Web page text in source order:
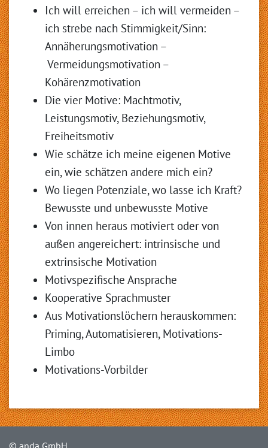
Ich will erreichen – ich will vermeiden –
ich strebe nach Stimmigkeit/Sinn:
Annäherungsmotivation –
Vermeidungsmotivation –
Kohärenzmotivation
Die vier Motive: Machtmotiv,
Leistungsmotiv, Beziehungsmotiv,
Freiheitsmotiv
Wie schätze ich meine eigenen Motive
ein, wie schätzen andere mich ein?
Wo liegen Potenziale, wo lasse ich Kraft?
Bewusste und unbewusste Motive
Von innen heraus motiviert oder von
außen angereichert: intrinsische und
extrinsische Motivation
Motivspezifische Ansprache
Kooperative Sprachmuster
Aus Motivationslöchern herauskommen:
Priming, Automatisieren, Motivations-
Limbo
Motivations-Vorbilder
© anda GmbH